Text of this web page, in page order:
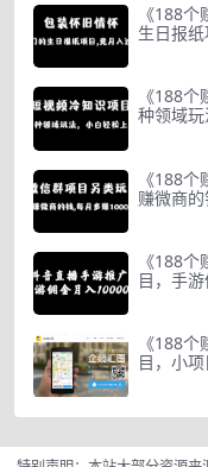
《188
生日报
《188
种领域
《188
赚微商
《188
目，手
《188
目，小